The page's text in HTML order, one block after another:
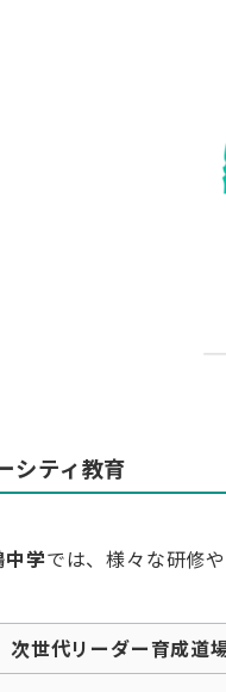
シティ教育
中学では、様々な研修
次世代リーダー育成道